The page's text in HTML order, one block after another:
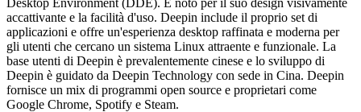
accattivante e la facilità d'uso. Deepin include il proprio set di
applicazioni e offre un'esperienza desktop raffinata e moderna per
gli utenti che cercano un sistema Linux attraente e funzionale. La
base utenti di Deepin è prevalentemente cinese e lo sviluppo di
Deepin è guidato da Deepin Technology con sede in Cina. Deepin
fornisce un mix di programmi open source e proprietari come
Google Chrome, Spotify e Steam.